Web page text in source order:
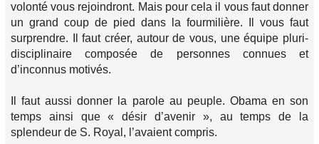
volonté vous rejoindront. Mais pour cela il vous faut donner
un grand coup de pied dans la fourmilière. Il vous faut
surprendre. Il faut créer, autour de vous, une équipe pluri-
disciplinaire composée de personnes connues et
d’inconnus motivés.
Il faut aussi donner la parole au peuple. Obama en son
temps ainsi que « désir d’avenir », au temps de la
splendeur de S. Royal, l’avaient compris.